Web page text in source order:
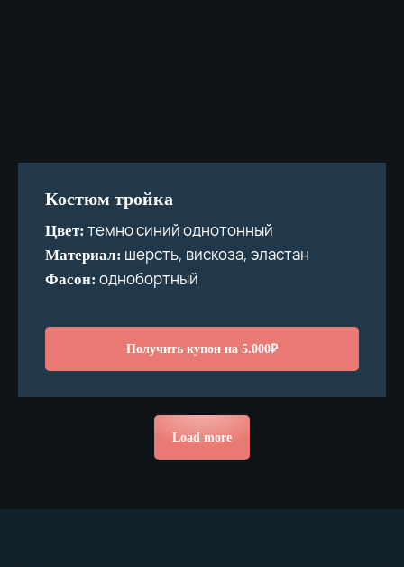
Костюм тройка
Цвет: темно синий однотонный
Материал: шерсть, вискоза, эластан
Фасон: однобортный
Получить купон на 5.000₽
Load more